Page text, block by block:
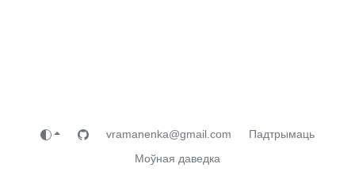
vramanenka@gmail.com
Падтрымаць
Моўная даведка